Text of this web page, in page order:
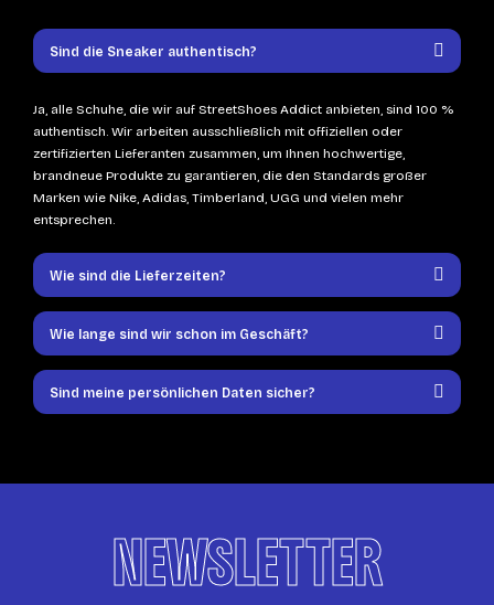
Sind die Sneaker authentisch?
Ja, alle Schuhe, die wir auf StreetShoes Addict anbieten, sind 100 %
authentisch. Wir arbeiten ausschließlich mit offiziellen oder
zertifizierten Lieferanten zusammen, um Ihnen hochwertige,
brandneue Produkte zu garantieren, die den Standards großer
Marken wie Nike, Adidas, Timberland, UGG und vielen mehr
entsprechen.
Wie sind die Lieferzeiten?
Wie lange sind wir schon im Geschäft?
Sind meine persönlichen Daten sicher?
NEWSLETTER